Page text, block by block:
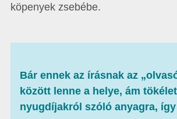
köpenyek zsebébe.
Bár ennek az írásnak az
között lenne a helye, ám
nyugdíjakról szóló anyagra,